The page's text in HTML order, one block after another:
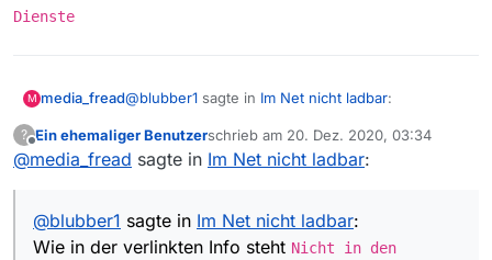
Dienste
M media_fread@blubber1 sagte in Im Net nicht ladbar:
Es gibt aber in der EU auch seti 2018 eine
aufhlt, auf bestimmet Inhalte ein
Zugriffsrecht zu erhalten:
zwingenden Anwendungsbereich der
Verordnung fallen kostenfreie Dienste
?
Offline
Ein ehemaliger Benutzerschrieb am 20. Dez. 2020, 03:34
zuletzt editiert von
@media_fread sagte in Im Net nicht ladbar:
@blubber1 sagte in Im Net nicht ladbar:
Wie in der verlinkten Info steht Nicht in den